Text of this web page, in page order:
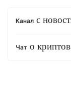
Канал с
Чат о